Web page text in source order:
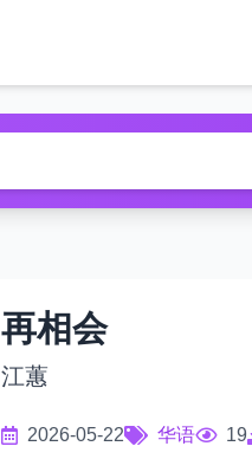
再相会
江蕙
2026-05-22 华语 19